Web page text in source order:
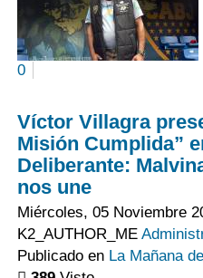
0
Víctor Villagra
Misión Cumplida”
Deliberante:
nos une
Miércoles, 05 Noviembre
K2_AUTHOR_ME
Publicado en La Mañana